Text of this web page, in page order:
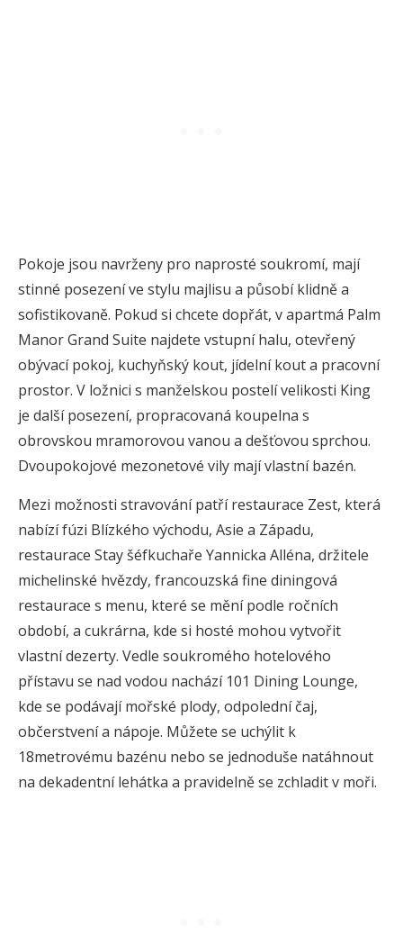
Pokoje jsou navrženy pro naprosté soukromí, mají
stinné posezení ve stylu majlisu a působí klidně a
sofistikovaně. Pokud si chcete dopřát, v apartmá Palm
Manor Grand Suite najdete vstupní halu, otevřený
obývací pokoj, kuchyňský kout, jídelní kout a pracovní
prostor. V ložnici s manželskou postelí velikosti King
je další posezení, propracovaná koupelna s
obrovskou mramorovou vanou a dešťovou sprchou.
Dvoupokojové mezonetové vily mají vlastní bazén.
Mezi možnosti stravování patří restaurace Zest, která
nabízí fúzi Blízkého východu, Asie a Západu,
restaurace Stay šéfkuchaře Yannicka Alléna, držitele
michelinské hvězdy, francouzská fine diningová
restaurace s menu, které se mění podle ročních
období, a cukrárna, kde si hosté mohou vytvořit
vlastní dezerty. Vedle soukromého hotelového
přístavu se nad vodou nachází 101 Dining Lounge,
kde se podávají mořské plody, odpolední čaj,
občerstvení a nápoje. Můžete se uchýlit k
18metrovému bazénu nebo se jednoduše natáhnout
na dekadentní lehátka a pravidelně se zchladit v moři.